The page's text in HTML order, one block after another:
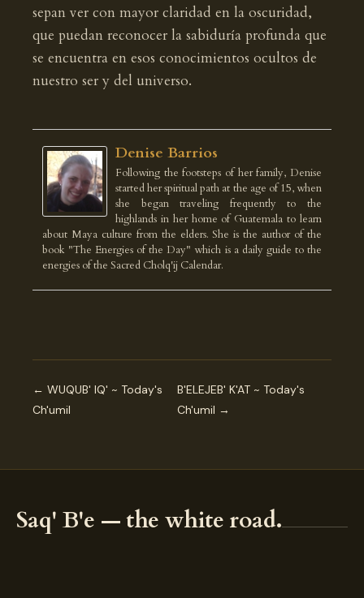
sepan ver con mayor claridad en la oscuridad,
que puedan reconocer la sabiduría profunda que
se encuentra en esos conocimientos ocultos de
nuestro ser y del universo.
Denise Barrios
Following the footsteps of her family, Denise
started her spiritual path at the age of 15, when
she began traveling frequently to the
highlands in her home of Guatemala to learn
about Maya culture from the elders. She is the author of the
book "The Energies of the Day" which is a daily guide to the
energies of the Sacred Cholq'ij Calendar.
← WUQUB' IQ' ~ Today's
Ch'umil
B'ELEJEB' K'AT ~ Today's
Ch'umil →
Saq' B'e — the white road.